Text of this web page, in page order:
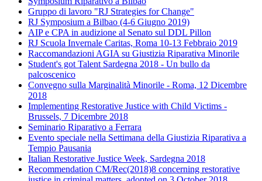
Gruppo di lavoro "RJ Strategies for Change"
RJ Symposium a Bilbao (4-6 Giugno 2019)
AIP e CPA in audizione al Senato sul DDL Pillon
RJ Scuola Invernale Caritas, Roma 10-13 Febbraio 2019
Raccomandazioni AGIA su Giustizia Riparativa Minorile
Student's got Talent Sardegna 2018 - Un bullo da
palcoscenico
Convegno sulla Marginalità Minorile - Roma, 12 Dicembre
2018
Implementing Restorative Justice with Child Victims -
Brussels, 7 Dicembre 2018
Seminario Riparativo a Ferrara
Evento speciale nella Settimana della Giustizia Riparativa a
Tempio Pausania
Italian Restorative Justice Week, Sardegna 2018
Recommendation CM/Rec(2018)8 concerning restorative